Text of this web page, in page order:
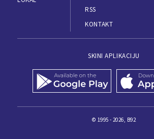
RSS
KONTAKT
SKINI APLIKACIJU
© 1995 - 2026, B92